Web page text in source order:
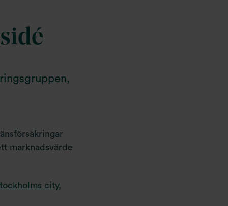
marknadsvärde
city,